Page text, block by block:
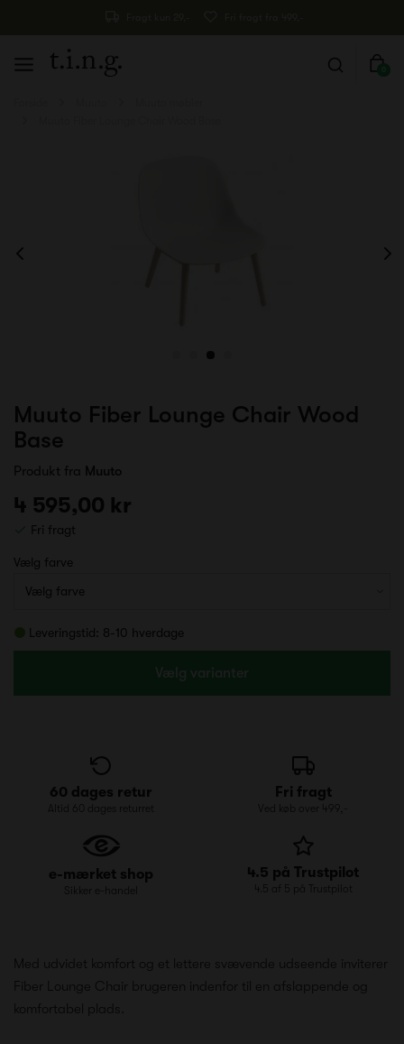
0
Muuto Fiber Lounge Chair Wood
Base
Produkt fra Muuto
4 595,00 kr
Fri fragt
Vælg farve
Leveringstid: 8-10 hverdage
Vælg varianter
60 dages retur
Altid 60 dages returret
Fri fragt
Ved køb over 499,-
e-mærket shop
Sikker e-handel
4.5 på Trustpilot
4.5 af 5 på Trustpilot
Med udvidet komfort og et lettere svævende udseende inviterer
Fiber Lounge Chair brugeren indenfor til en afslappende og
komfortabel plads.